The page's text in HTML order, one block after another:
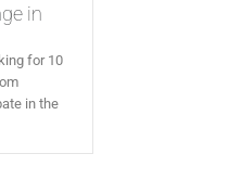
in
for 10
in the